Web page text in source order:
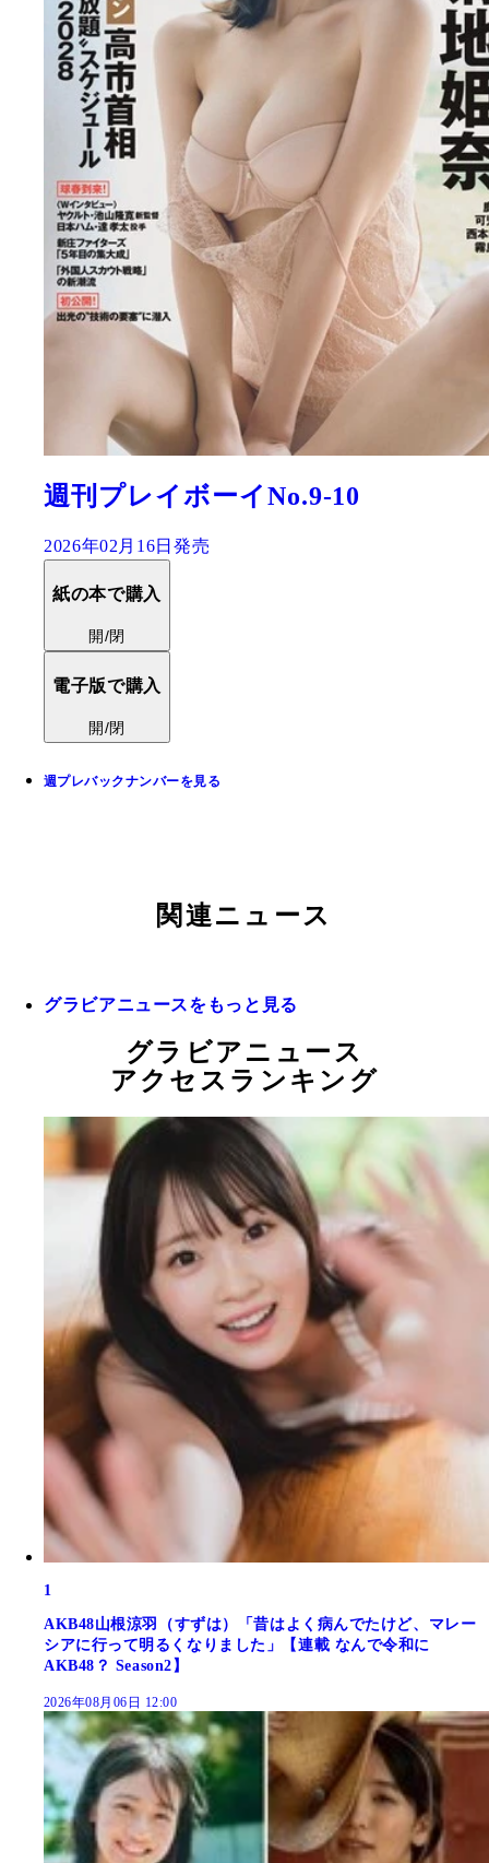
週刊プレイボーイNo.9-10
2026年02月16日発売
紙の本で購入
開/閉
電子版で購入
開/閉
週プレバックナンバーを見る
関連ニュース
グラビアニュースをもっと見る
グラビアニュース
アクセスランキング
1
AKB48山根涼羽（すずは）「昔はよく病んでたけど、マレー
シアに行って明るくなりました」【連載 なんで令和に
AKB48？ Season2】
2026年08月06日 12:00